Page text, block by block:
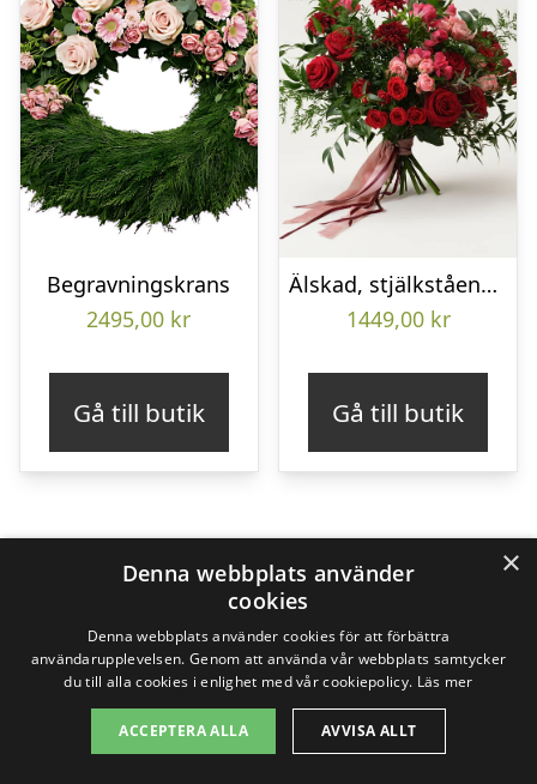
Begravningskrans
2495,00 kr
Gå till butik
Älskad, stjälkstående bukett
1449,00 kr
Gå till butik
×
Denna webbplats använder
cookies
Denna webbplats använder cookies för att förbättra
användarupplevelsen. Genom att använda vår webbplats samtycker
du till alla cookies i enlighet med vår cookiepolicy. Läs mer
ACCEPTERA ALLA AVVISA ALLT